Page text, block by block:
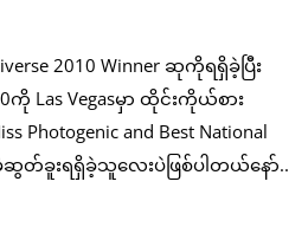
2010 Winner ဆုကိုရရှိခဲ့ပြီး
ကို Las Vegasမှာ ထိုင်းကိုယ်စား
Photogenic and Best National
တ်ခူးရရှိခဲ့သူလေးပဲဖြစ်ပါတယ်နော်..